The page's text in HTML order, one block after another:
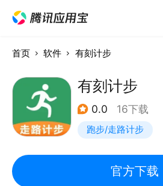
首页 软件 有刻计步
有刻计步
0.0 16下载
跑步/走路计步
官方下载